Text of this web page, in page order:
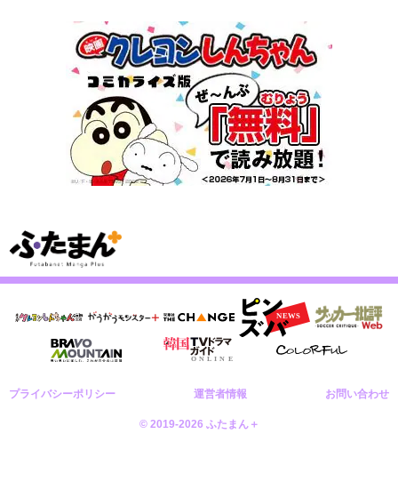
プライバシーポリシー 運営者情報 お問い合わせ
© 2019-2026 ふたまん＋